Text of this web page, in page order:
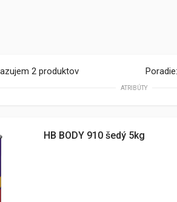
2 produktov Poradie:
ATRIBÚTY
HB BODY 910 šedý 5kg